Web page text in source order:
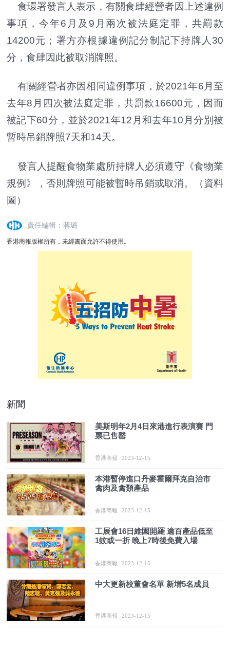
食環署發言人表示，有關食肆經營者因上述違例
事項，今年6月及9月兩次被法庭定罪，共罰款
14200元；署方亦根據違例記分制記下持牌人30
分，食肆因此被取消牌照。
有關經營者亦因相同違例事項，於2021年6月至
去年8月四次被法庭定罪，共罰款16600元，因而
被記下60分，並於2021年12月和去年10月分別被
暫時吊銷牌照7天和14天。
發言人提醒食物業處所持牌人必須遵守《食物業
規例》，否則牌照可能被暫時吊銷或取消。（資料
圖）
責任編輯：蔣璐
香港商報版權所有，未經書面允許不得使用。
新聞
美斯明年2月4日來港進行表演賽 門
票已售罄
香港商報 2023-12-15
本港暫停進口丹麥霍爾拜克自治市
禽肉及禽類產品
香港商報 2023-12-15
工展會16日維園開羅 逾百產品低至
1蚊或一折 晚上7時後免費入場
香港商報 2023-12-15
中大更新校董會名單 新增5名成員
香港商報 2023-12-15